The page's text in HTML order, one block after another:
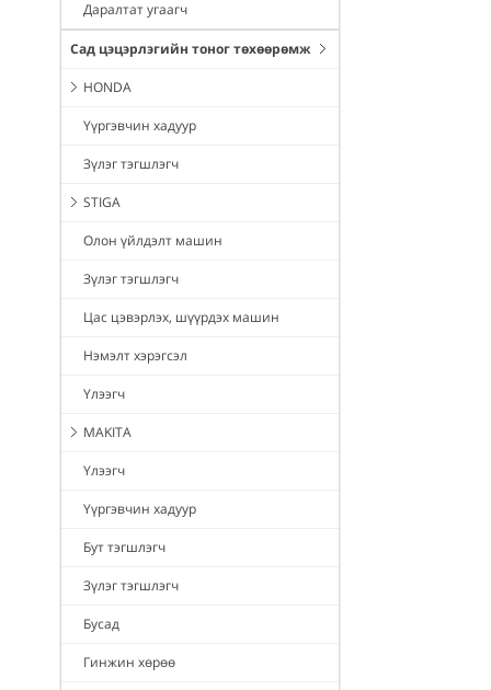
Даралтат угаагч
Сад цэцэрлэгийн тоног төхөөрөмж
HONDA
Үүргэвчин хадуур
Зүлэг тэгшлэгч
STIGA
Олон үйлдэлт машин
Зүлэг тэгшлэгч
Цас цэвэрлэх, шүүрдэх машин
Нэмэлт хэрэгсэл
Үлээгч
MAKITA
Үлээгч
Үүргэвчин хадуур
Бут тэгшлэгч
Зүлэг тэгшлэгч
Бусад
Гинжин хөрөө